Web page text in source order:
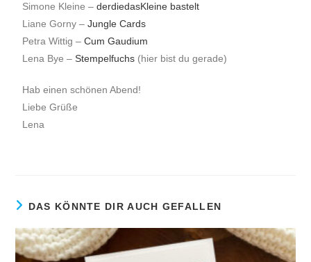
Simone Kleine–derdiedasKleine bastelt
Liane Gorny –Jungle Cards
Petra Wittig– Cum Gaudium
Lena Bye –Stempelfuchs (hier bist du gerade)
Hab einen schönen Abend!
Liebe Grüße
Lena
DAS KÖNNTE DIR AUCH GEFALLEN